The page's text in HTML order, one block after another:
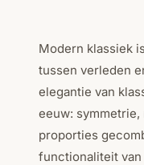
Modern klassiek
tussen verleden
elegantie van
eeuw:
proporties
functionaliteit van